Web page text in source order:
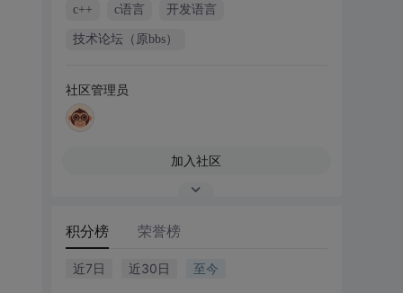
c++ c语言 开发语言
技术论坛（原bbs）
社区管理员
加入社区
积分榜 荣誉榜
近7日 近30日 至今